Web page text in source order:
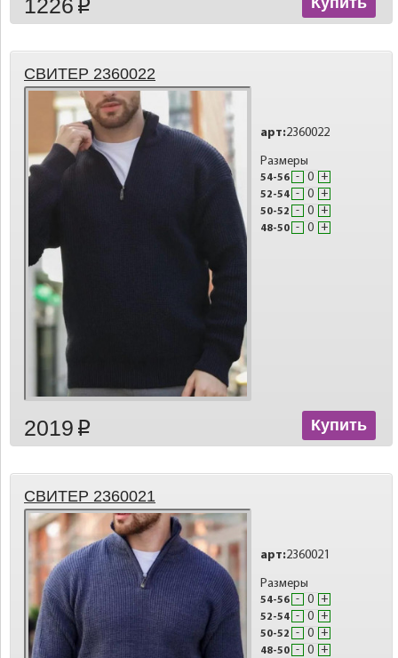
1226 p
СВИТЕР 2360022
арт:2360022
Размеры
54-56 - +
52-54 - +
50-52 - +
48-50 - +
2019 p Купить
СВИТЕР 2360021
арт:2360021
Размеры
54-56 - +
52-54 - +
50-52 - +
48-50 - +